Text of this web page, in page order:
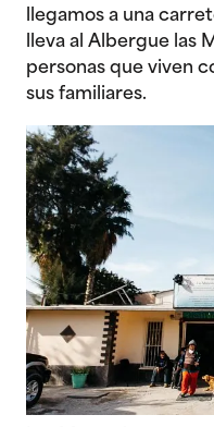
llegamos a una
lleva al Albergue las
personas que viven
sus familiares.